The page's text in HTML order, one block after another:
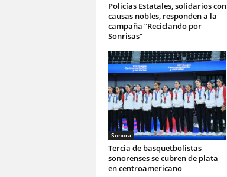
Policías Estatales, solidarios con
causas nobles, responden a la
campaña “Reciclando por
Sonrisas”
Sonora
Tercia de basquetbolistas
sonorenses se cubren de plata
en centroamericano